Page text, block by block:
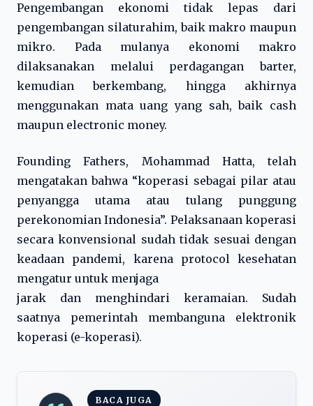
Pengembangan ekonomi tidak lepas dari
pengembangan silaturahim, baik makro maupun
mikro. Pada mulanya ekonomi makro
dilaksanakan melalui perdagangan barter,
kemudian berkembang, hingga akhirnya
menggunakan mata uang yang sah, baik cash
maupun electronic money.
Founding Fathers, Mohammad Hatta, telah
mengatakan bahwa “koperasi sebagai pilar atau
penyangga utama atau tulang punggung
perekonomian Indonesia”. Pelaksanaan koperasi
secara konvensional sudah tidak sesuai dengan
keadaan pandemi, karena protocol kesehatan
mengatur untuk menjaga
jarak dan menghindari keramaian. Sudah
saatnya pemerintah membanguna elektronik
koperasi (e-koperasi).
BACA JUGA